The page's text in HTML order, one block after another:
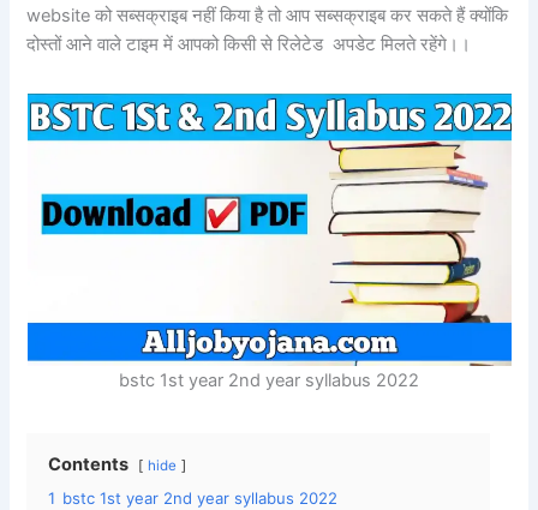
website को सब्सक्राइब नहीं किया है तो आप सब्सक्राइब कर सकते हैं क्योंकि
दोस्तों आने वाले टाइम में आपको किसी से रिलेटेड अपडेट मिलते रहेंगे।।
bstc 1st year 2nd year syllabus 2022
Contents hide
1 bstc 1st year 2nd year syllabus 2022